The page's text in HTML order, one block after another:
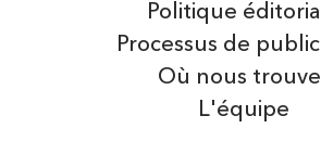
Politique
Processus de
Où nous
L'équipe